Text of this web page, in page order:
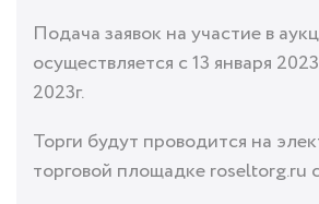
Подача заявок на участие в
осуществляется с 13 января
2023г.
Торги будут проводится на
торговой площадке roseltorg.ru